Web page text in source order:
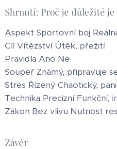
Shrnutí: Proč je důležité
Aspekt Sportovní boj
Cíl Vítězství Útěk, přežití
Pravidla Ano Ne
Soupeř Známý, připravuje
Stres Řízený Chaotický,
Technika Precizní Funkční,
Zákon Bez vlivu Nutnost
Závěr